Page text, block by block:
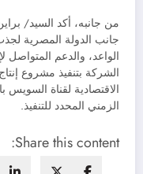
من جانبه، أكد السيد/
جانب الدولة المصرية
الواعد، والدعم
الشركة بتنفيذ مشروع
الاقتصادية لقناة السويس
الزمني المحدد للتنفيذ.
Share this content: